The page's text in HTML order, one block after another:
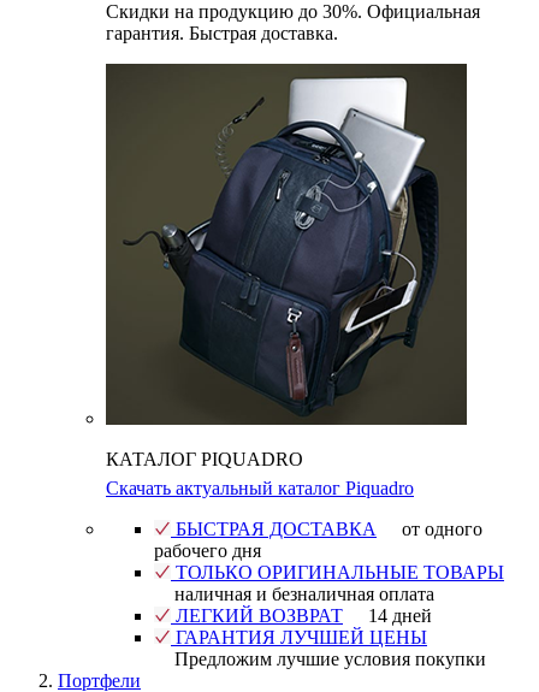
Скидки на продукцию до 30%. Официальная
гарантия. Быстрая доставка.
КАТАЛОГ PIQUADRO
Скачать актуальный каталог Piquadro
БЫСТРАЯ ДОСТАВКА
от одного
рабочего дня
ТОЛЬКО ОРИГИНАЛЬНЫЕ ТОВАРЫ
наличная и безналичная оплата
ЛЕГКИЙ ВОЗВРАТ
14 дней
ГАРАНТИЯ ЛУЧШЕЙ ЦЕНЫ
Предложим лучшие условия покупки
Портфели